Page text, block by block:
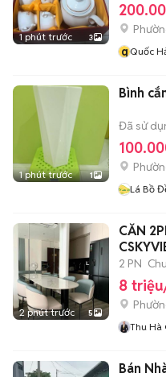
1 phút trước 3
qQuốc
1 phút trước 1
Bình
Đã sử
Lá Bồ
2 phút trước 5
CĂN
2 PN
8
Thu Hà
Bán Nhà 4x19m . 1lầu. 3pn. Sân xe hơi.